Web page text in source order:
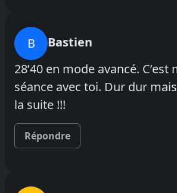
B
Bastien
28’40 en mode avancé.
séance avec toi. Dur dur
la suite !!!
Répondre